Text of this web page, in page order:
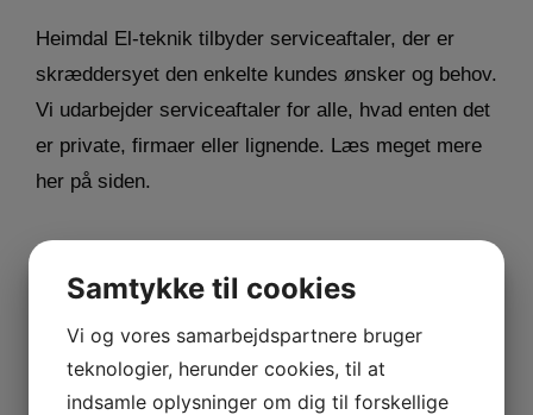
Heimdal El-teknik tilbyder serviceaftaler, der er
skræddersyet den enkelte kundes ønsker og behov.
Vi udarbejder serviceaftaler for alle, hvad enten det
er private, firmaer eller lignende. Læs meget mere
her på siden.
Servicering af el-installationer
Mange års erfaring
Samtykke til cookies
Vi og vores samarbejdspartnere bruger
teknologier, herunder cookies, til at
indsamle oplysninger om dig til forskellige